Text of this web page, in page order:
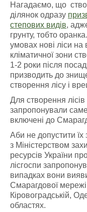
Нагадаємо, що
ділянок одразу
степових видів,
грунту, тобто
умовах нові ліси на
кліматичної зони
1-2 роки після
призводить до
створення лісу і
Для створення лісів
запропонували саме
включені до
Аби не допустити
з Міністерством
ресурсів України
лісгоспи
випадках вони
Смарагдової мережі
Кіровоградській,
областях.